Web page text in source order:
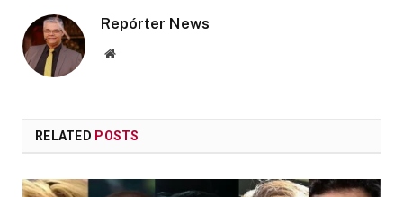
Repórter News
Website
RELATED POSTS